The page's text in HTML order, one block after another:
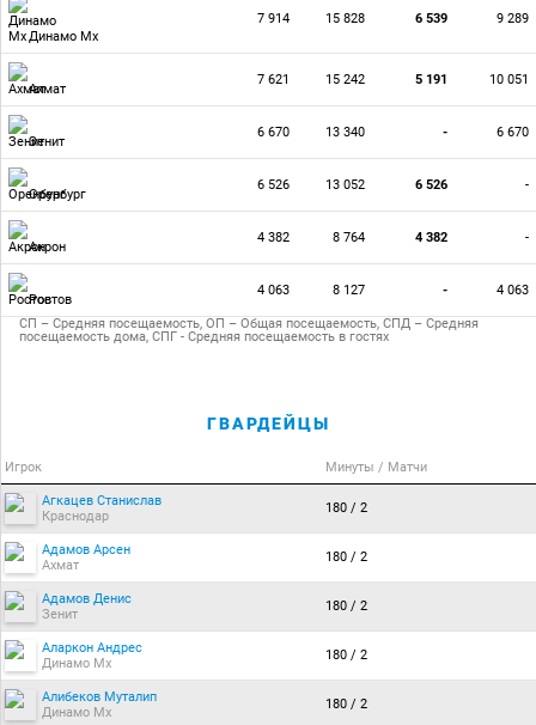
Динамо Мх
7 914 15 828 6 539 9 289
Ахмат
7 621 15 242 5 191 10 051
Зенит
6 670 13 340 - 6 670
Оренбург
6 526 13 052 6 526 -
Акрон
4 382 8 764 4 382 -
Ростов
4 063 8 127 - 4 063
СП – Средняя посещаемость, ОП – Общая посещаемость, СПД – Средняя
посещаемость дома, СПГ - Средняя посещаемость в гостях
ГВАРДЕЙЦЫ
Игрок Минуты / Матчи
Агкацев Станислав
Краснодар
180 / 2
Адамов Арсен
Ахмат
180 / 2
Адамов Денис
Зенит
180 / 2
Аларкон Андрес
Динамо Мх
180 / 2
Алибеков Муталип
Динамо Мх
180 / 2